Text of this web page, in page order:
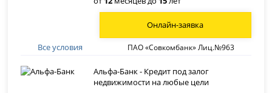
Все условия ПАО «Совкомбанк» Лиц.№963
Онлайн-заявка
Альфа-Банк - Кредит под залог
недвижимости на любые цели